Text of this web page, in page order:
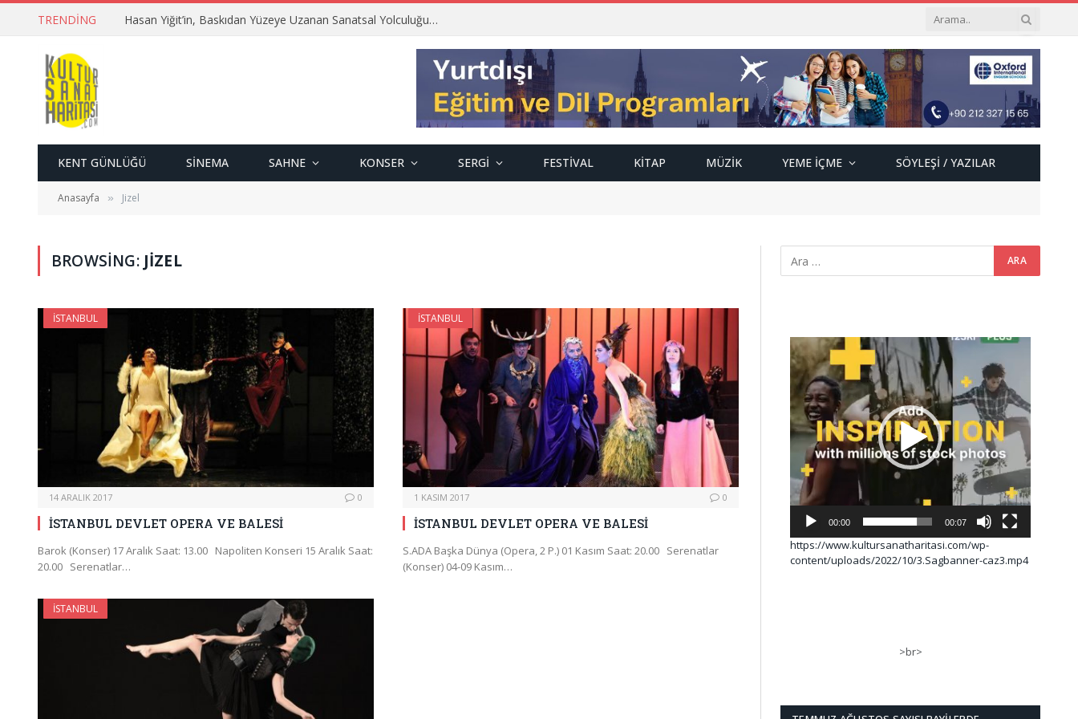
TRENDING Hasan Yiğit’in, Baskıdan Yüzeye Uzanan Sanatsal Yolculuğu…
KENT GÜNLÜĞÜ SINEMA SAHNE KONSER SERGI FESTIVAL KITAP MÜZIK YEME İÇME SÖYLEŞI / YAZILAR
Anasayfa » Jizel
BROWSING: JIZEL
İSTANBUL
14 ARALIK 2017 0
İSTANBUL DEVLET OPERA VE BALESİ
Barok (Konser) 17 Aralık Saat: 13.00 Napoliten Konseri 15 Aralık Saat:
20.00 Serenatlar…
İSTANBUL
1 KASIM 2017 0
İSTANBUL DEVLET OPERA VE BALESİ
S.ADA Başka Dünya (Opera, 2 P.) 01 Kasım Saat: 20.00 Serenatlar
(Konser) 04-09 Kasım…
İSTANBUL
Video
oynatıcı
00:00 00:07
https://www.kultursanatharitasi.com/wp-
content/uploads/2022/10/3.Sagbanner-caz3.mp4
>br>